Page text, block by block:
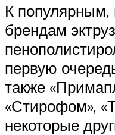
К
брендам
первую
также
«Стирофом»,
некоторые